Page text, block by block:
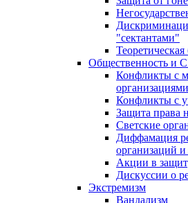
"сектантами"
Теоретическая
Общественность и
Конфликты с
организациями
Конфликты с
Защита права
Светские
Диффамация
организаций
Акции в
Дискуссии о
Экстремизм
Вандализм